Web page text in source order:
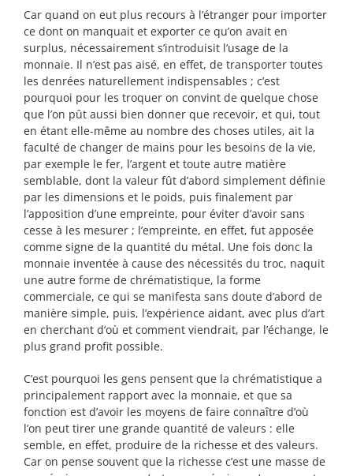
Car quand on eut plus recours à l’étranger pour importer
ce dont on manquait et exporter ce qu’on avait en
surplus, nécessairement s’introduisit l’usage de la
monnaie. Il n’est pas aisé, en effet, de transporter toutes
les denrées naturellement indispensables ; c’est
pourquoi pour les troquer on convint de quelque chose
que l’on pût aussi bien donner que recevoir, et qui, tout
en étant elle-même au nombre des choses utiles, ait la
faculté de changer de mains pour les besoins de la vie,
par exemple le fer, l’argent et toute autre matière
semblable, dont la valeur fût d’abord simplement définie
par les dimensions et le poids, puis finalement par
l’apposition d’une empreinte, pour éviter d’avoir sans
cesse à les mesurer ; l’empreinte, en effet, fut apposée
comme signe de la quantité du métal. Une fois donc la
monnaie inventée à cause des nécessités du troc, naquit
une autre forme de chrématistique, la forme
commerciale, ce qui se manifesta sans doute d’abord de
manière simple, puis, l’expérience aidant, avec plus d’art
en cherchant d’où et comment viendrait, par l’échange, le
plus grand profit possible.
C’est pourquoi les gens pensent que la chrématistique a
principalement rapport avec la monnaie, et que sa
fonction est d’avoir les moyens de faire connaître d’où
l’on peut tirer une grande quantité de valeurs : elle
semble, en effet, produire de la richesse et des valeurs.
Car on pense souvent que la richesse c’est une masse de